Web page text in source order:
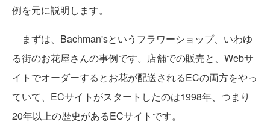
例を元に説明します。
まずは、Bachman'sというフラワーショップ、いわゆ
る街のお花屋さんの事例です。店舗での販売と、Webサ
イトでオーダーするとお花が配送されるECの両方をやっ
ていて、ECサイトがスタートしたのは1998年、つまり
20年以上の歴史があるECサイトです。